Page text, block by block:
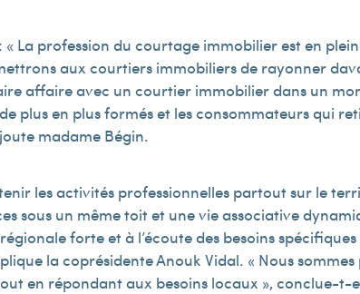
La profession du courtage immobilier est en
aux courtiers immobiliers de rayonner
affaire avec un courtier immobilier dans un
plus en plus formés et les consommateurs qui
madame Bégin.
les activités professionnelles partout sur le
sous un même toit et une vie associative
forte et à l’écoute des besoins
la coprésidente Anouk Vidal. « Nous
en répondant aux besoins locaux », conclue-t-